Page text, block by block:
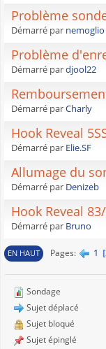
Problème
Démarré par nemoglio
Problème
Démarré pardjool22
Démarré parCharly
Hook Reveal
Démarré par Elie.SF
Allumage du
Démarré par Denizeb
Hook Reveal
Démarré par Bruno
EN HAUT Pages 1
Sondage
Sujet déplacé
Sujet bloqué
Sujet épinglé